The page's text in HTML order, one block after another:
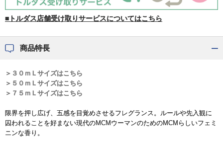
■トルダス店舗受け取りサービスについてはこちら
商品特長
＞３０ｍＬサイズはこちら
＞５０ｍＬサイズはこちら
＞７５ｍＬサイズはこちら
限界を押し広げ、五感を目覚めさせるフレグランス。ルールや先入観に
囚われることを好まない現代のMCMウーマンのためのMCMらしいフェミ
ニンな香り。